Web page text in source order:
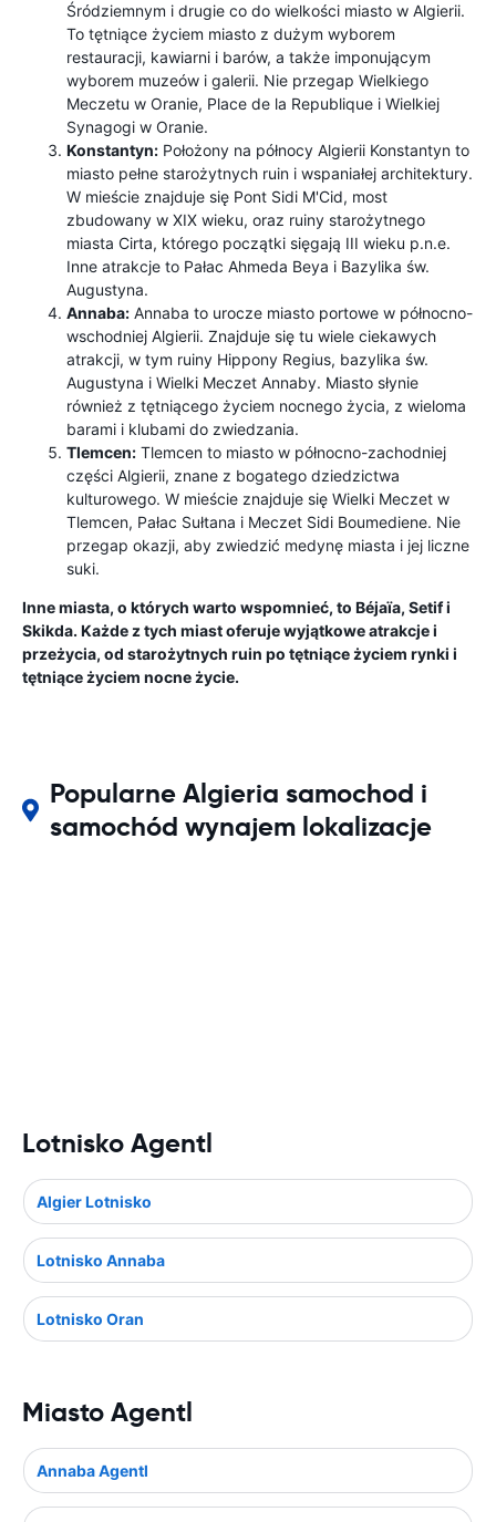
Śródziemnym i drugie co do wielkości miasto w Algierii.
To tętniące życiem miasto z dużym wyborem
restauracji, kawiarni i barów, a także imponującym
wyborem muzeów i galerii. Nie przegap Wielkiego
Meczetu w Oranie, Place de la Republique i Wielkiej
Synagogi w Oranie.
Konstantyn: Położony na północy Algierii Konstantyn to
miasto pełne starożytnych ruin i wspaniałej architektury.
W mieście znajduje się Pont Sidi M'Cid, most
zbudowany w XIX wieku, oraz ruiny starożytnego
miasta Cirta, którego początki sięgają III wieku p.n.e.
Inne atrakcje to Pałac Ahmeda Beya i Bazylika św.
Augustyna.
Annaba: Annaba to urocze miasto portowe w północno-
wschodniej Algierii. Znajduje się tu wiele ciekawych
atrakcji, w tym ruiny Hippony Regius, bazylika św.
Augustyna i Wielki Meczet Annaby. Miasto słynie
również z tętniącego życiem nocnego życia, z wieloma
barami i klubami do zwiedzania.
Tlemcen: Tlemcen to miasto w północno-zachodniej
części Algierii, znane z bogatego dziedzictwa
kulturowego. W mieście znajduje się Wielki Meczet w
Tlemcen, Pałac Sułtana i Meczet Sidi Boumediene. Nie
przegap okazji, aby zwiedzić medynę miasta i jej liczne
suki.
Inne miasta, o których warto wspomnieć, to Béjaïa, Setif i
Skikda. Każde z tych miast oferuje wyjątkowe atrakcje i
przeżycia, od starożytnych ruin po tętniące życiem rynki i
tętniące życiem nocne życie.
Popularne Algieria samochod i
samochód wynajem lokalizacje
Lotnisko Agentl
Algier Lotnisko
Lotnisko Annaba
Lotnisko Oran
Miasto Agentl
Annaba Agentl